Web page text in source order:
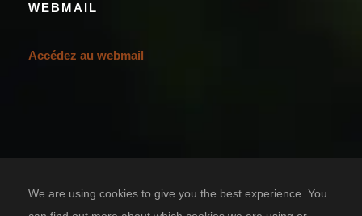
WEBMAIL
Accédez au webmail
We are using cookies to give you the best experience. You